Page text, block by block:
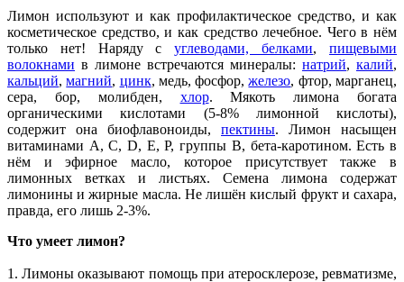
Лимон используют и как профилактическое средство, и как
косметическое средство, и как средство лечебное. Чего в нём
только нет! Наряду суглеводами, белками,пищевыми
волокнами в лимоне встречаются минералы: натрий, калий,
кальций,магний, цинк, медь, фосфор,железо, фтор, марганец,
сера, бор, молибден, хлор. Мякоть лимона богата
органическими кислотами (5-8% лимонной кислоты),
содержит она биофлавоноиды, пектины. Лимон насыщен
витаминами A, C, D, E, P, группы B, бета-каротином. Есть в
нём и эфирное масло, которое присутствует также в
лимонных ветках и листьях. Семена лимона содержат
лимонины и жирные масла. Не лишён кислый фрукт и сахара,
правда, его лишь 2-3%.
Что умеет лимон?
1. Лимоны оказывают помощь при атеросклерозе, ревматизме,